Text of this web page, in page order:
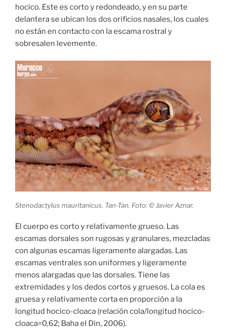
hocico. Este es corto y redondeado, y en su parte
delantera se ubican los dos orificios nasales, los cuales
no están en contacto con la escama rostral y
sobresalen levemente.
Stenodactylus mauritanicus. Tan-Tan. Foto: © Javier Aznar.
El cuerpo es corto y relativamente grueso. Las
escamas dorsales son rugosas y granulares, mezcladas
con algunas escamas ligeramente alargadas. Las
escamas ventrales son uniformes y ligeramente
menos alargadas que las dorsales. Tiene las
extremidades y los dedos cortos y gruesos. La cola es
gruesa y relativamente corta en proporción a la
longitud hocico-cloaca (relación cola/longitud hocico-
cloaca=0,62; Baha el Din, 2006).